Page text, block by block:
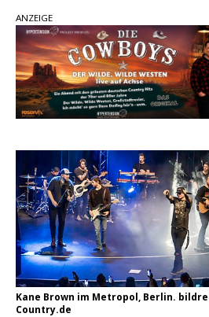
Parton, Bill Anderson
Chris Johnson & The
kündigen neues
Ahead“ an
Danke für Euer
ANZEIGE
Kane Brown im Metropol, Berlin.
Country.de